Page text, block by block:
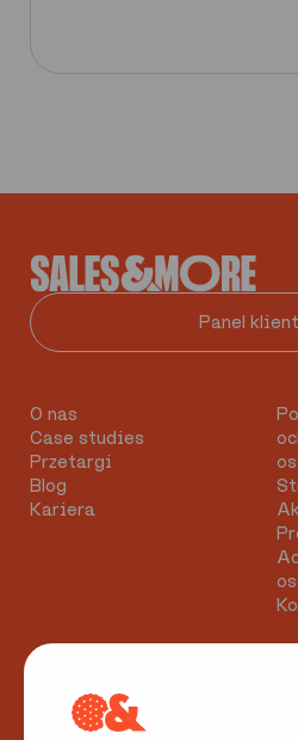
Panel
O nas
Case studies
Przetargi
Blog
Kariera